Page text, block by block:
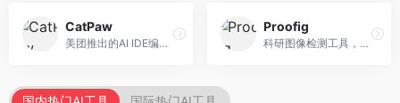
CatPaw
美团推出的AI IDE编程工具，专注于本地开发生态。面向开发者，提供智能代码补全、代码生成、项目管理等服务，本地开发体验好。
Proofig
科研图像检测工具，专注于学术图像完整性验证。面向科研人员，提供图像检测、重复分析、报告生成等服务，学术检测专业。